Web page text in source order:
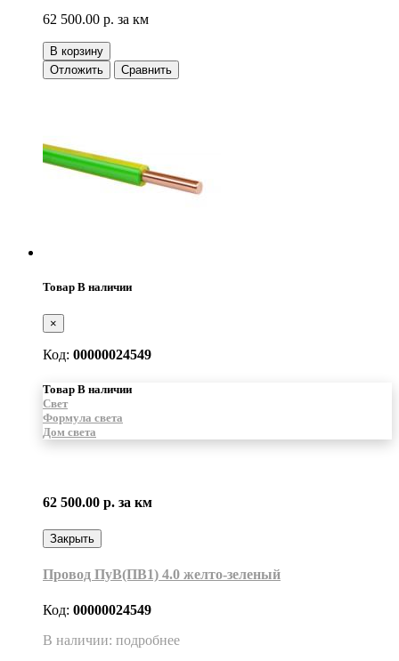
62 500.00 р. за км
В корзину
Отложить
Сравнить
Товар В наличии
×
Код: 00000024549
Товар В наличии
Свет
Формула света
Дом света
62 500.00 р. за км
Закрыть
Провод ПуВ(ПВ1) 4.0 желто-зеленый
Код: 00000024549
В наличии: подробнее